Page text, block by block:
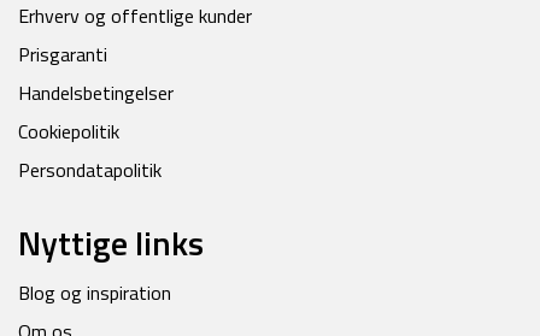
Erhverv og offentlige kunder
Prisgaranti
Handelsbetingelser
Cookiepolitik
Persondatapolitik
Nyttige links
Blog og inspiration